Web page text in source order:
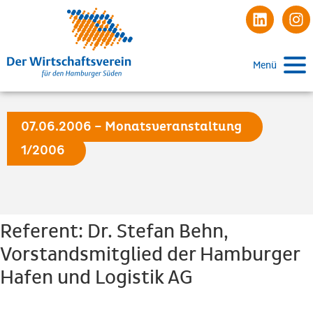
Menü
07.06.2006 – Monatsveranstaltung
1/2006
Referent: Dr. Stefan Behn,
Vorstandsmitglied der Hamburger
Hafen und Logistik AG